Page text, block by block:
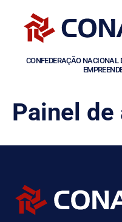
CONFEDERAÇÃO NACIONAL
Painel